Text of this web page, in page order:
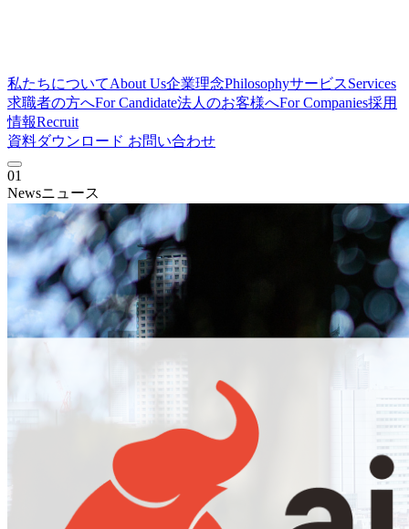
私たちについてAbout Us企業理念PhilosophyサービスServices
求職者の方へFor Candidate法人のお客様へFor Companies採用
情報Recruit
資料ダウンロード お問い合わせ
01
Newsニュース